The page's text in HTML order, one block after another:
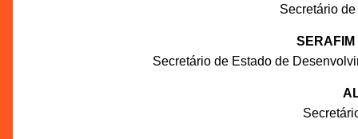
Secretário
Secretário de Estado de